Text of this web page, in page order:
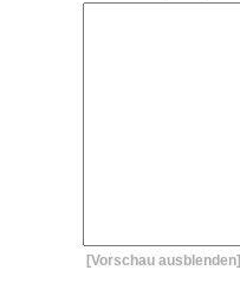
[Vorschau ausblenden]